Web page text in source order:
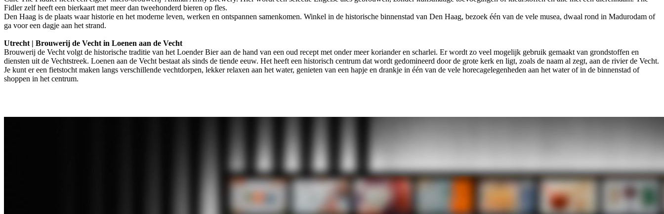
Fidler zelf heeft een bierkaart met meer dan tweehonderd bieren op fles.
Den Haag is de plaats waar historie en het moderne leven, werken en ontspannen samenkomen. Winkel in de historische binnenstad van Den Haag, bezoek één van de vele musea, dwaal rond in Madurodam of
ga voor een dagje aan het strand.
Utrecht | Brouwerij de Vecht in Loenen aan de Vecht
Brouwerij de Vecht volgt de historische traditie van het Loender Bier aan de hand van een oud recept met onder meer koriander en scharlei. Er wordt zo veel mogelijk gebruik gemaakt van grondstoffen en
diensten uit de Vechtstreek. Loenen aan de Vecht bestaat als sinds de tiende eeuw. Het heeft een historisch centrum dat wordt gedomineerd door de grote kerk en ligt, zoals de naam al zegt, aan de rivier de Vecht.
Je kunt er een fietstocht maken langs verschillende vechtdorpen, lekker relaxen aan het water, genieten van een hapje en drankje in één van de vele horecagelegenheden aan het water of in de binnenstad of
shoppen in het centrum.